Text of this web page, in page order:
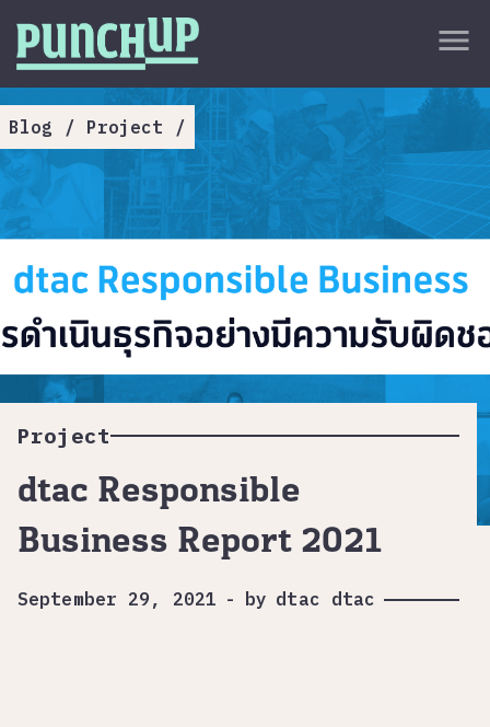
Skip to content
menu
close
About
Service
Project
Article
ลับด้านบน
Blog / Project /
Project
dtac Responsible
Business Report 2021
September 29, 2021 - by dtac dtac